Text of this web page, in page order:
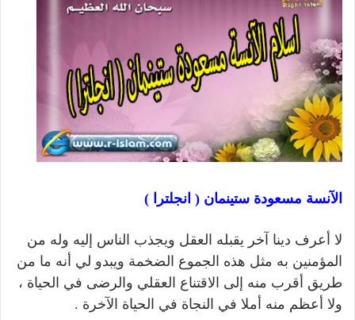
الآنسة مسعودة ستينمان ( انجلترا )
لا أعرف دينا آخر يقبله العقل ويجذب الناس إليه وله من
المؤمنين به مثل هذه الجموع الضخمة ويبدو لي أنه ما من
طريق أقرب منه إلى الاقتناع العقلي والرضى في الحياة ،
ولا أعظم منه أملا في النجاة في الحياة الآخرة .